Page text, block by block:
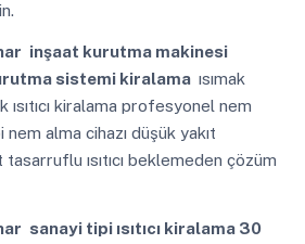
inşaat kurutma makinesi
sistemi kiralama ısımak
ısıtıcı kiralama profesyonel nem
nem alma cihazı düşük yakıt
tasarruflu ısıtıcı beklemeden çözüm
sanayi tipi ısıtıcı kiralama 30